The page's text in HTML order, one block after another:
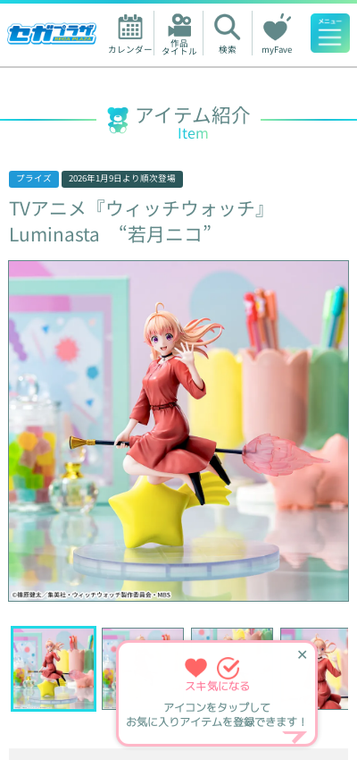
カレンダー 作品
タイトル 検索 myFave
人気ワード
アイテム紹介
Item
プライズ 2026年1月9日 より順次登場
TVアニメ『ウィッチウォッチ』
Luminasta
“若月ニコ”
✕
スキ気になる
アイコンをタップして
お気に入りアイテムを登録できます！